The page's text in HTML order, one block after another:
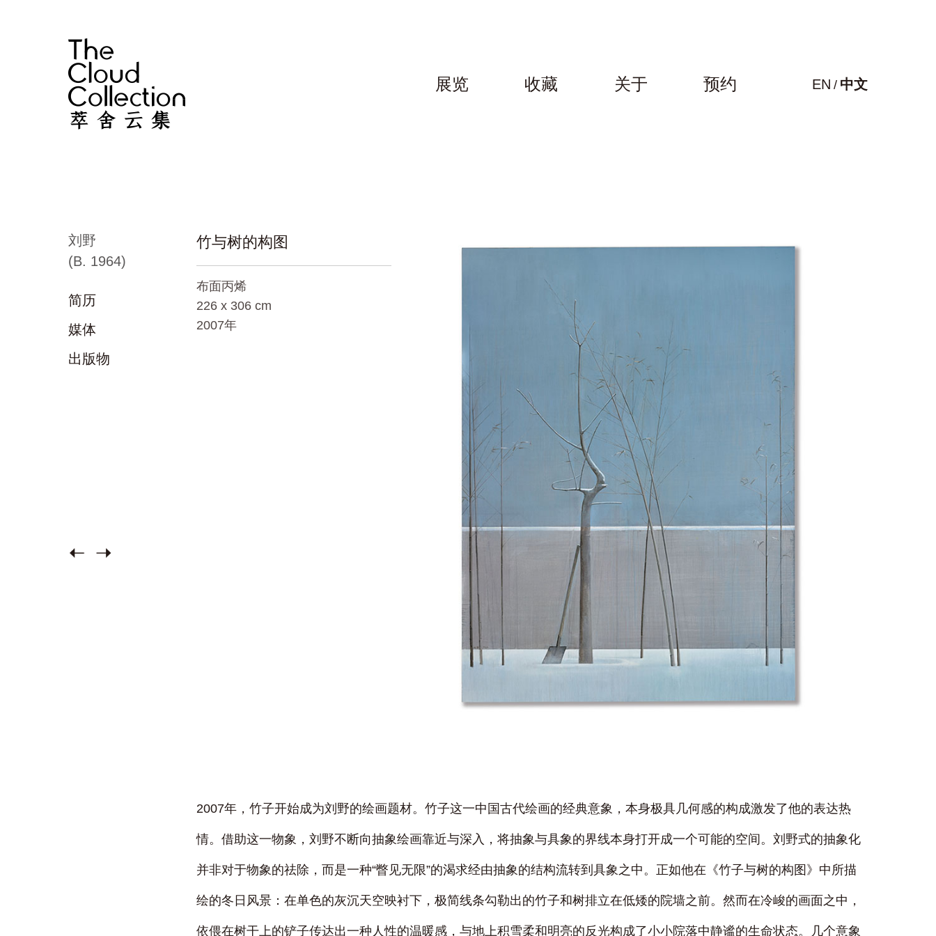
展览 收藏 关于 预约 EN / 中文
刘野
(B. 1964)
简历
媒体
出版物
竹与树的构图
布面丙烯
226 x 306 cm
2007年
2007年，竹子开始成为刘野的绘画题材。竹子这一中国古代绘画的经典意象，本身极具几何感的构成激发了他的表达热
情。借助这一物象，刘野不断向抽象绘画靠近与深入，将抽象与具象的界线本身打开成一个可能的空间。刘野式的抽象化
并非对于物象的祛除，而是一种“瞥见无限”的渴求经由抽象的结构流转到具象之中。正如他在《竹子与树的构图》中所描
绘的冬日风景：在单色的灰沉天空映衬下，极简线条勾勒出的竹子和树排立在低矮的院墙之前。然而在冷峻的画面之中，
依偎在树干上的铲子传达出一种人性的温暖感，与地上积雪柔和明亮的反光构成了小小院落中静谧的生命状态。几个意象